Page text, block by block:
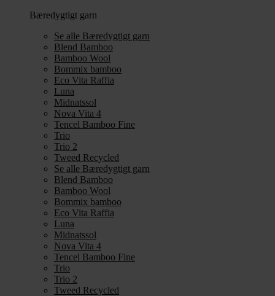
Bæredygtigt garn
Se alle Bæredygtigt garn
Blend Bamboo
Bamboo Wool
Bommix bamboo
Eco Vita Raffia
Luna
Midnatssol
Nova Vita 4
Tencel Bamboo Fine
Trio
Trio 2
Tweed Recycled
Se alle Bæredygtigt garn
Blend Bamboo
Bamboo Wool
Bommix bamboo
Eco Vita Raffia
Luna
Midnatssol
Nova Vita 4
Tencel Bamboo Fine
Trio
Trio 2
Tweed Recycled